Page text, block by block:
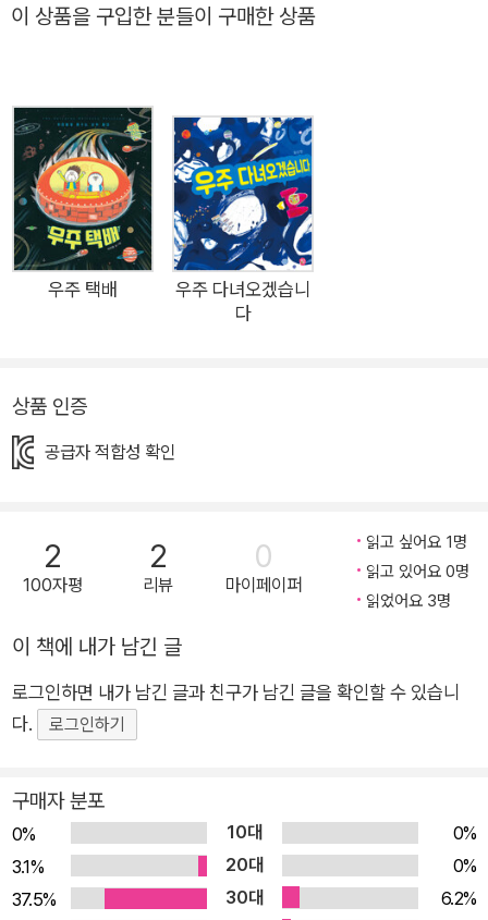
게》가 출간되었습니다. 아이들이 한 번쯤은 꼭 궁금해할 ‘나다
움’과 ‘나와 다름’에 대한 이야기를 담고 있습니다. 그림책 속에는
혼자 있는 것을 좋아하지만 다른 이들과 소통하지 못하는 미라,
자신만의 규칙대로 행동해야 마음이 편안한 팀, 아주 작은 일에도
크게 상처받는 자라, 마음속의 화를 주체하지 못해 주변을 망가뜨
리는 아론, 새로운 것을 좋아하는 로빈과 낯선 것을 두려워하는
리아가 등장합니다. 이 아이들은 모두 끝없이 펼쳐진 우주에 사는
요. 온 우주에 하나뿐인 존재이기에 더욱 특별한 우리 이야기 속
에 등장하는 타인과의 소통이 어려운 아이, 강박이 있는 아이, 남
어떻게 장애물을 넘어서는지, 또 어떻게 친구를 돕고 새로운 것을
배우는지를 보면 아이들의 무궁무진한 가능성과 잠재력에 감탄
한 개성과 생각으로 문제를 해결하고, 새로운 것들을 배워 나갑니
아이들에게서 새로운 방식으로 타인과 소통하는 방법, 정해진 규
칙 안에서 친구를 사귀는 방법, 상처로부터 나와 다른 이를 지키
있습니다. 그리고 이 이야기는 결코 아주 먼 우주의 이야기만이
아니라는 사실도 알 수 있습니다. 이 이야기는 곧 우리의 이야기
이자, 우리 아이들의 이야기니까요. 서로에게 배우고, 서로를 도
우며 한 뼘 더 자라는 이야기 글 작가 아나 타우베는 자녀와 함께
이 상품을 구입한 분들이 구매한 상품
우주 택배
우주 다녀오겠습니
다
상품 인증
공급자 적합성 확인
2
100자평
2
리뷰
0
마이페이퍼
읽고 싶어요 1명
읽고 있어요 0명
읽었어요 3명
이 책에 내가 남긴 글
로그인하면 내가 남긴 글과 친구가 남긴 글을 확인할 수 있습니
다.
로그인하기
구매자 분포
0% 10대
0%
3.1%
20대
0%
37.5%
30대
6.2%